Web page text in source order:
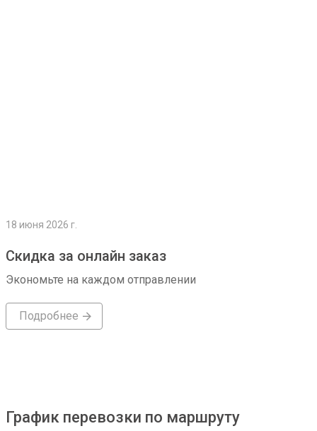
18 июня 2026 г.
Скидка за онлайн заказ
Экономьте на каждом отправлении
Подробнее
График перевозки по маршруту